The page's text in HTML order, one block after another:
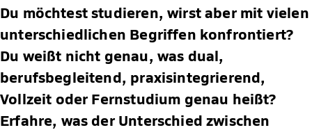
Du möchtest studieren, wirst aber mit vielen
unterschiedlichen Begriffen konfrontiert?
Du weißt nicht genau, was dual,
berufsbegleitend, praxisintegrierend,
Vollzeit oder Fernstudium genau heißt?
Erfahre, was der Unterschied zwischen